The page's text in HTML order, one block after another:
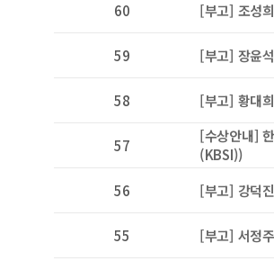
60 [부고] 조성
59 [부고] 장윤
58 [부고] 황대
57
[수상안내]
(KBSI))
56 [부고] 강덕
55 [부고] 서정